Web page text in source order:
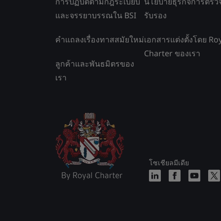
และจรรยาบรรณใน BSI
คำแถลงเรื่องทาสสมัยใหม่
ลูกค้าและพันธมิตรของ
เรา
รับรอง
เอกสารแต่งตั้งโดย
Charter ของเรา
โซเชียลมีเดีย